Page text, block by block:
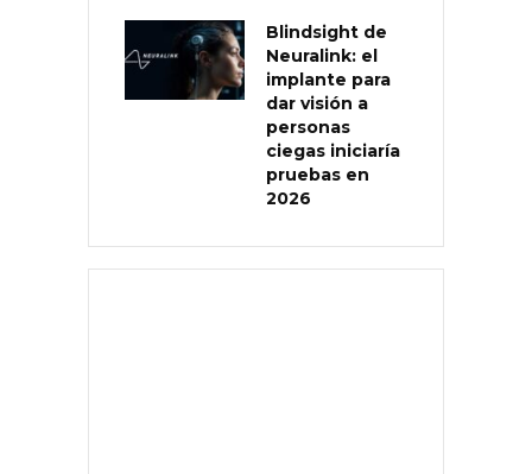
Blindsight de
Neuralink: el
implante para
dar visión a
personas
ciegas iniciaría
pruebas en
2026